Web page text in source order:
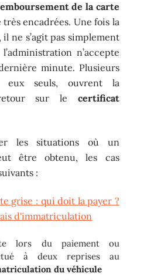
de la carte
encadrées. Une fois la
ne s’agit pas simplement
n’accepte
minute. Plusieurs
seuls, ouvrent la
retour sur le certificat
les situations où un
être obtenu, les cas
:
grise : qui doit la payer ?
d'immatriculation
lors du paiement ou
à deux reprises au
du véhicule